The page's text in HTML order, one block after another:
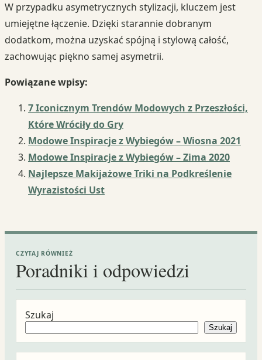
W przypadku asymetrycznych stylizacji, kluczem jest
umiejętne łączenie. Dzięki starannie dobranym
dodatkom, można uzyskać spójną i stylową całość,
zachowując piękno samej asymetrii.
Powiązane wpisy:
7 Iconicznym Trendów Modowych z Przeszłości,
Które Wróciły do Gry
Modowe Inspiracje z Wybiegów – Wiosna 2021
Modowe Inspiracje z Wybiegów – Zima 2020
Najlepsze Makijażowe Triki na Podkreślenie
Wyrazistości Ust
CZYTAJ RÓWNIEŻ
Poradniki i odpowiedzi
Szukaj
Szukaj